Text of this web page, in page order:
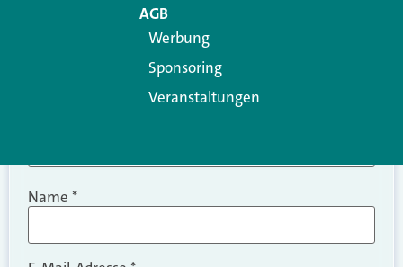
Name *
AGB
Werbung
Sponsoring
Veranstaltungen